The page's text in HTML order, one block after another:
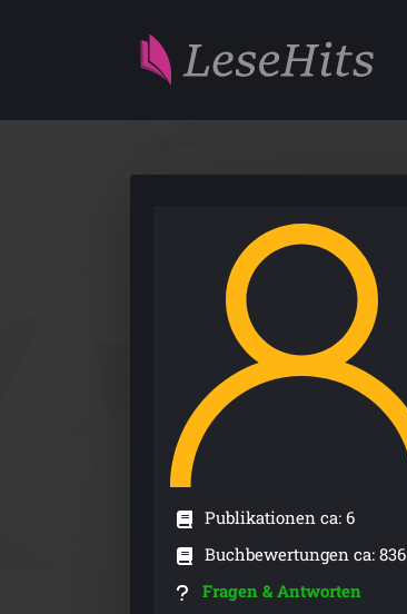
Publikationen ca: 6
Buchbewertungen ca: 836
Fragen & Antworten